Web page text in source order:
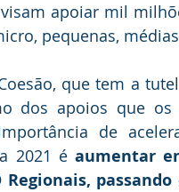
apoiar mil
pequenas,
que tem a
dos apoios que os
de
2021 é aumentar
Regionais,